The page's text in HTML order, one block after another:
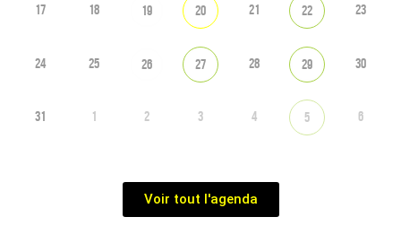
17 18 19 20 21 22 23
24 25 26 27 28 29 30
31 1 2 3 4 5 6
Voir tout l'agenda